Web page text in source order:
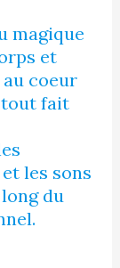
magique
et
coeur
tout fait
les sons
du